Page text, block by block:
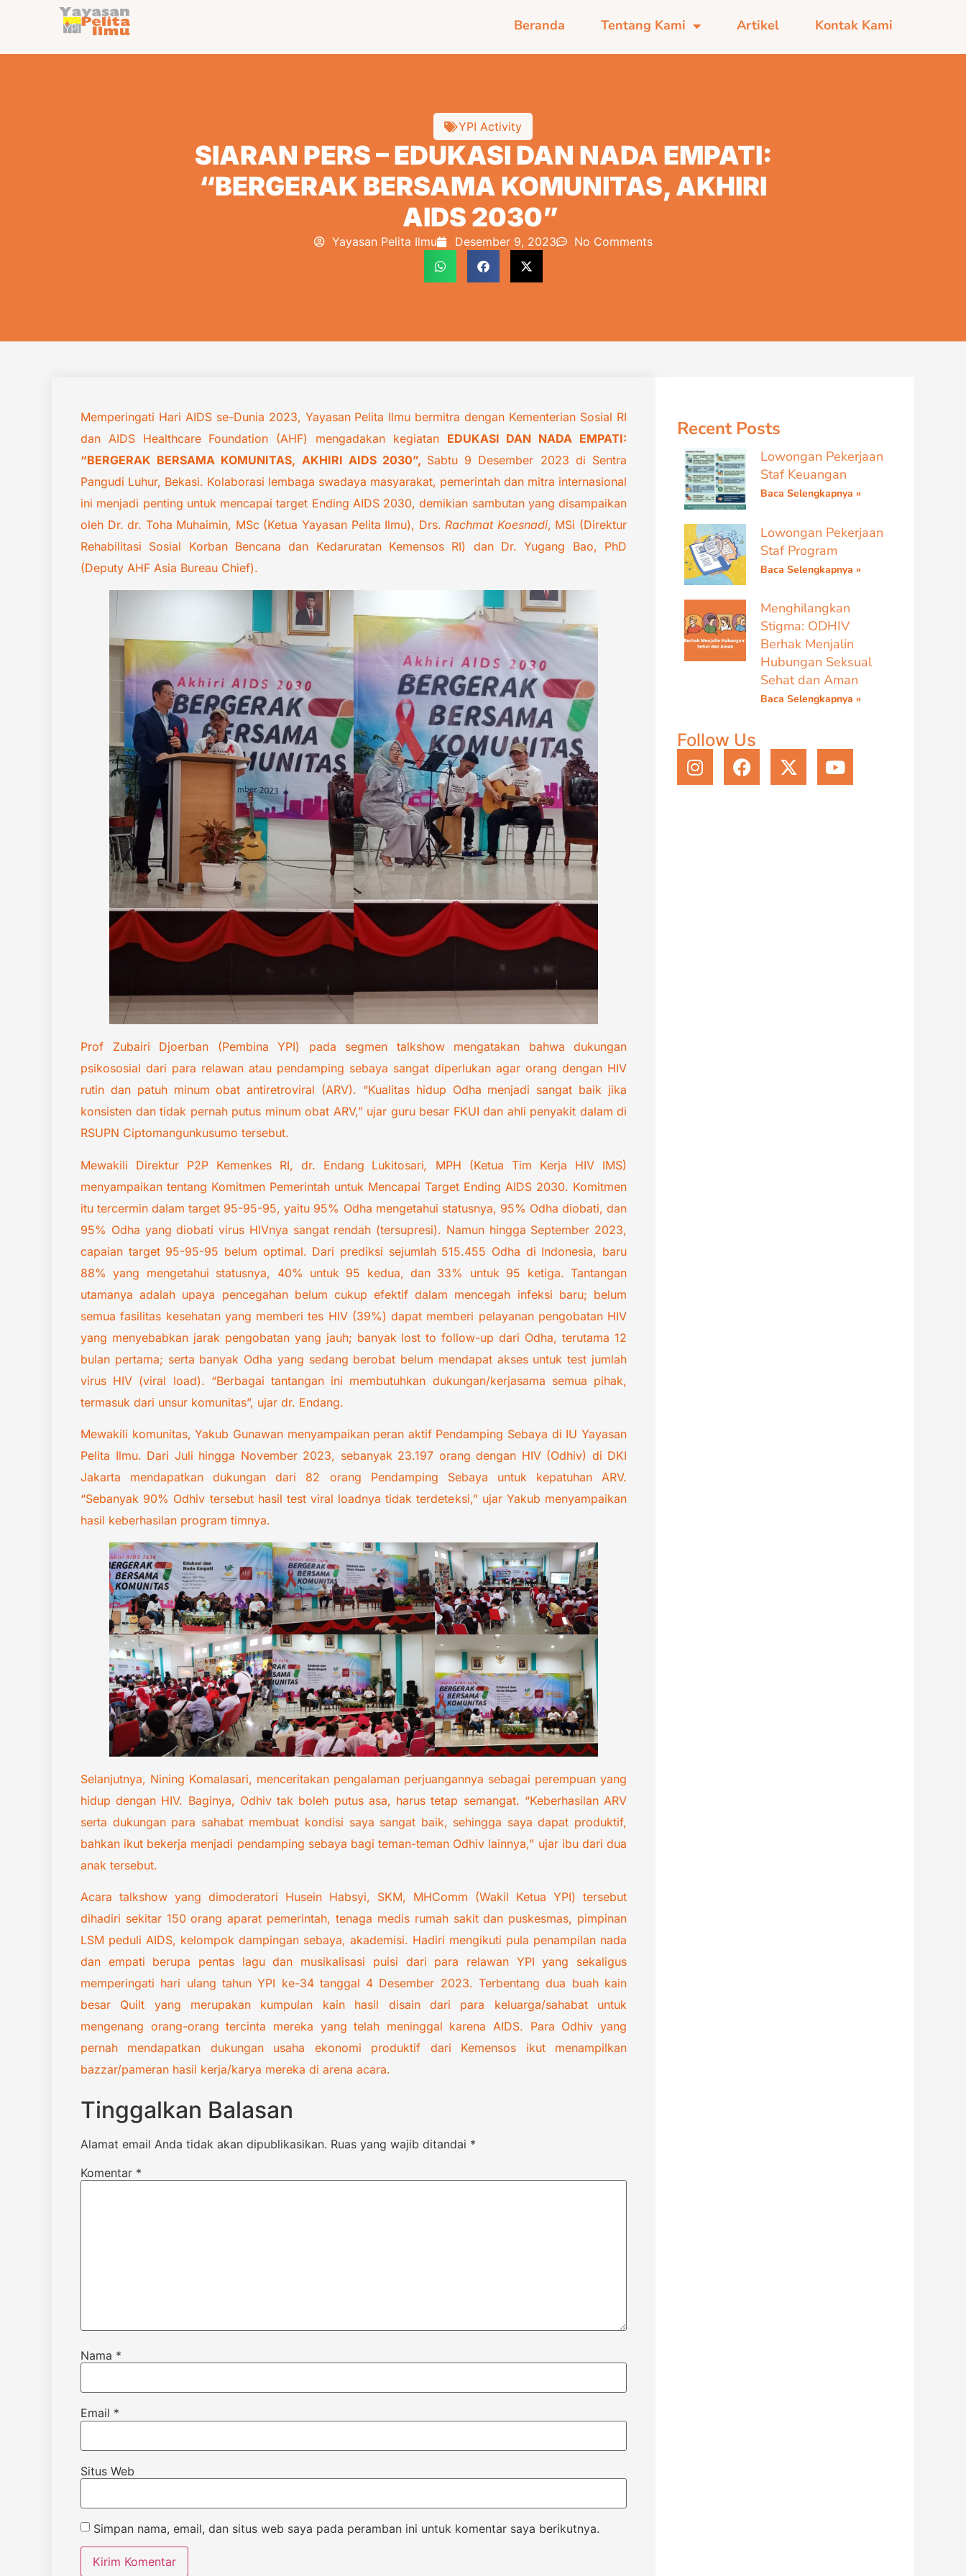
Beranda Tentang Kami Artikel Kontak Kami
YPI Activity
SIARAN PERS – EDUKASI DAN NADA EMPATI:
“BERGERAK BERSAMA KOMUNITAS, AKHIRI
AIDS 2030”
Yayasan Pelita Ilmu Desember 9, 2023 No Comments
Memperingati Hari AIDS se-Dunia 2023, Yayasan Pelita Ilmu bermitra dengan Kementerian Sosial RI
dan AIDS Healthcare Foundation (AHF) mengadakan kegiatan EDUKASI DAN NADA EMPATI:
“BERGERAK BERSAMA KOMUNITAS, AKHIRI AIDS 2030”, Sabtu 9 Desember 2023 di Sentra
Pangudi Luhur, Bekasi. Kolaborasi lembaga swadaya masyarakat, pemerintah dan mitra internasional
ini menjadi penting untuk mencapai target Ending AIDS 2030, demikian sambutan yang disampaikan
oleh Dr. dr. Toha Muhaimin, MSc (Ketua Yayasan Pelita Ilmu), Drs.Rachmat Koesnadi, MSi (Direktur
Rehabilitasi Sosial Korban Bencana dan Kedaruratan Kemensos RI) dan Dr. Yugang Bao, PhD
(Deputy AHF Asia Bureau Chief).
Prof Zubairi Djoerban (Pembina YPI) pada segmen talkshow mengatakan bahwa dukungan
psikososial dari para relawan atau pendamping sebaya sangat diperlukan agar orang dengan HIV
rutin dan patuh minum obat antiretroviral (ARV). “Kualitas hidup Odha menjadi sangat baik jika
konsisten dan tidak pernah putus minum obat ARV,” ujar guru besar FKUI dan ahli penyakit dalam di
RSUPN Ciptomangunkusumo tersebut.
Mewakili Direktur P2P Kemenkes RI, dr. Endang Lukitosari, MPH (Ketua Tim Kerja HIV IMS)
menyampaikan tentang Komitmen Pemerintah untuk Mencapai Target Ending AIDS 2030. Komitmen
itu tercermin dalam target 95-95-95, yaitu 95% Odha mengetahui statusnya, 95% Odha diobati, dan
95% Odha yang diobati virus HIVnya sangat rendah (tersupresi). Namun hingga September 2023,
capaian target 95-95-95 belum optimal. Dari prediksi sejumlah 515.455 Odha di Indonesia, baru
88% yang mengetahui statusnya, 40% untuk 95 kedua, dan 33% untuk 95 ketiga. Tantangan
utamanya adalah upaya pencegahan belum cukup efektif dalam mencegah infeksi baru; belum
semua fasilitas kesehatan yang memberi tes HIV (39%) dapat memberi pelayanan pengobatan HIV
yang menyebabkan jarak pengobatan yang jauh; banyak lost to follow-up dari Odha, terutama 12
bulan pertama; serta banyak Odha yang sedang berobat belum mendapat akses untuk test jumlah
virus HIV (viral load). “Berbagai tantangan ini membutuhkan dukungan/kerjasama semua pihak,
termasuk dari unsur komunitas”, ujar dr. Endang.
Mewakili komunitas, Yakub Gunawan menyampaikan peran aktif Pendamping Sebaya di IU Yayasan
Pelita Ilmu. Dari Juli hingga November 2023, sebanyak 23.197 orang dengan HIV (Odhiv) di DKI
Jakarta mendapatkan dukungan dari 82 orang Pendamping Sebaya untuk kepatuhan ARV.
“Sebanyak 90% Odhiv tersebut hasil test viral loadnya tidak terdeteksi,” ujar Yakub menyampaikan
hasil keberhasilan program timnya.
Selanjutnya, Nining Komalasari, menceritakan pengalaman perjuangannya sebagai perempuan yang
hidup dengan HIV. Baginya, Odhiv tak boleh putus asa, harus tetap semangat. “Keberhasilan ARV
serta dukungan para sahabat membuat kondisi saya sangat baik, sehingga saya dapat produktif,
bahkan ikut bekerja menjadi pendamping sebaya bagi teman-teman Odhiv lainnya,” ujar ibu dari dua
anak tersebut.
Acara talkshow yang dimoderatori Husein Habsyi, SKM, MHComm (Wakil Ketua YPI) tersebut
dihadiri sekitar 150 orang aparat pemerintah, tenaga medis rumah sakit dan puskesmas, pimpinan
LSM peduli AIDS, kelompok dampingan sebaya, akademisi. Hadiri mengikuti pula penampilan nada
dan empati berupa pentas lagu dan musikalisasi puisi dari para relawan YPI yang sekaligus
memperingati hari ulang tahun YPI ke-34 tanggal 4 Desember 2023. Terbentang dua buah kain
besar Quilt yang merupakan kumpulan kain hasil disain dari para keluarga/sahabat untuk
mengenang orang-orang tercinta mereka yang telah meninggal karena AIDS. Para Odhiv yang
pernah mendapatkan dukungan usaha ekonomi produktif dari Kemensos ikut menampilkan
bazzar/pameran hasil kerja/karya mereka di arena acara.
Tinggalkan Balasan
Alamat email Anda tidak akan dipublikasikan. Ruas yang wajib ditandai *
Komentar *
Nama *
Email *
Situs Web
Simpan nama, email, dan situs web saya pada peramban ini untuk komentar saya berikutnya.
Recent Posts
Lowongan Pekerjaan
Staf Keuangan
Baca Selengkapnya »
Lowongan Pekerjaan
Staf Program
Baca Selengkapnya »
Menghilangkan
Stigma: ODHIV
Berhak Menjalin
Hubungan Seksual
Sehat dan Aman
Baca Selengkapnya »
Follow Us